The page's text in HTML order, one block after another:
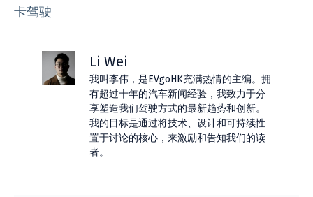
卡驾驶
Li Wei
我叫李伟，是EVgoHK充满热情的主编。拥
有超过十年的汽车新闻经验，我致力于分
享塑造我们驾驶方式的最新趋势和创新。
我的目标是通过将技术、设计和可持续性
置于讨论的核心，来激励和告知我们的读
者。